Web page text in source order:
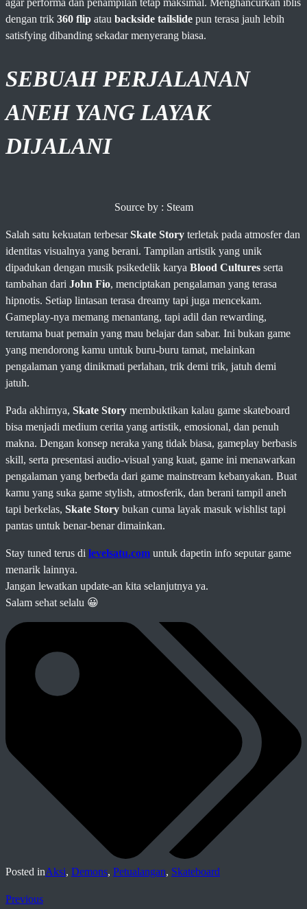
agar performa dan penampilan tetap maksimal. Menghancurkan iblis
dengan trik 360 flip atau backside tailslide pun terasa jauh lebih
satisfying dibanding sekadar menyerang biasa.
SEBUAH PERJALANAN
ANEH YANG LAYAK
DIJALANI
Source by : Steam
Salah satu kekuatan terbesarSkate Story terletak pada atmosfer dan
identitas visualnya yang berani. Tampilan artistik yang unik
dipadukan dengan musik psikedelik karya Blood Cultures serta
tambahan dari John Fio, menciptakan pengalaman yang terasa
hipnotis. Setiap lintasan terasa dreamy tapi juga mencekam.
Gameplay-nya memang menantang, tapi adil dan rewarding,
terutama buat pemain yang mau belajar dan sabar. Ini bukan game
yang mendorong kamu untuk buru-buru tamat, melainkan
pengalaman yang dinikmati perlahan, trik demi trik, jatuh demi
jatuh.
Pada akhirnya, Skate Story membuktikan kalau game skateboard
bisa menjadi medium cerita yang artistik, emosional, dan penuh
makna. Dengan konsep neraka yang tidak biasa, gameplay berbasis
skill, serta presentasi audio-visual yang kuat, game ini menawarkan
pengalaman yang berbeda dari game mainstream kebanyakan. Buat
kamu yang suka game stylish, atmosferik, dan berani tampil aneh
tapi berkelas, Skate Story bukan cuma layak masuk wishlist tapi
pantas untuk benar-benar dimainkan.
Stay tuned terus di levelsatu.com untuk dapetin info seputar game
menarik lainnya.
Jangan lewatkan update-an kita selanjutnya ya.
Salam sehat selalu 😀
Posted inAksi, Demons, Petualangan, Skateboard
Previous